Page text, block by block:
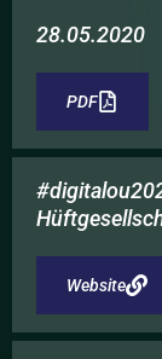
28.05.2020
PDF
Website